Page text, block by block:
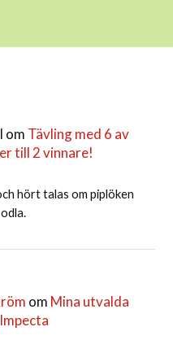
om Tävling med 6 av
till 2 vinnare!
hört talas om piplöken
om Mina utvalda